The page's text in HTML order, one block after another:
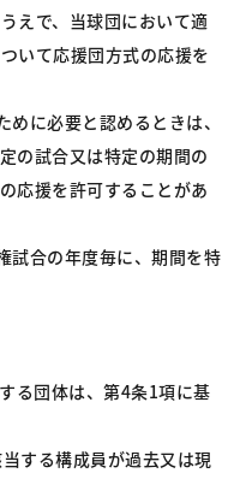
えで、当球団において適
いて応援団方式の応援を
に必要と認めるときは、
の試合又は特定の期間の
応援を許可することがあ
合の年度毎に、期間を特
る団体は、第4条1項に基
する構成員が過去又は現